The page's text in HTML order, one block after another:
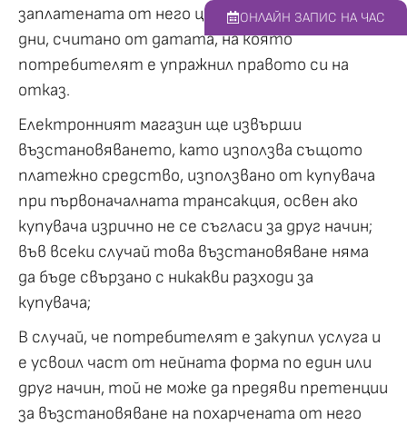
заплатената от него цена не по-късно от 15
дни, считано от датата, на която
потребителят е упражнил правото си на
отказ.
Електронният магазин ще извърши
възстановяването, като използва същото
платежно средство, използвано от купувача
при първоначалната трансакция, освен ако
купувача изрично не се съгласи за друг начин;
във всеки случай това възстановяване няма
да бъде свързано с никакви разходи за
купувача;
В случай, че потребителят е закупил услуга и
е усвоил част от нейната форма по един или
друг начин, той не може да предяви претенции
за възстановяване на похарчената от него
ОНЛАЙН ЗАПИС НА ЧАС